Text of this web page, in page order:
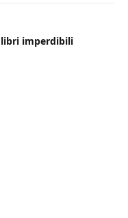
libri imperdibili